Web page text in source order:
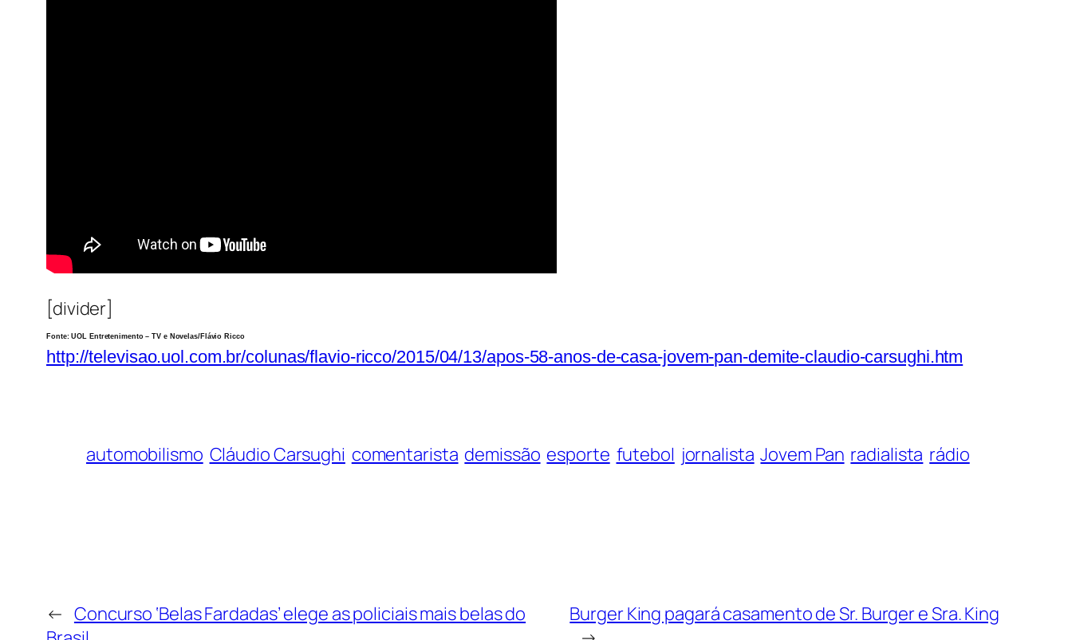
[divider]
Fonte: UOL Entretenimento – TV e Novelas/Flávio Ricco
http://televisao.uol.com.br/colunas/flavio-ricco/2015/04/13/apos-58-anos-de-casa-jovem-pan-demite-claudio-carsughi.htm
automobilismo Cláudio Carsughi comentarista demissão esporte futebol jornalista Jovem Pan radialista rádio
← Concurso ‘Belas Fardadas’ elege as policiais mais belas do
Burger King pagará casamento de Sr. Burger e Sra. King